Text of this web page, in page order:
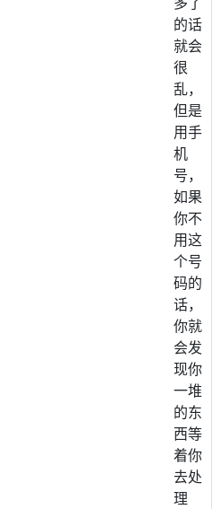
的话
就会
很
乱，
但是
用手
机
号，
如果
你不
用这
个号
码的
话，
你就
会发
现你
一堆
的东
西等
着你
去处
理